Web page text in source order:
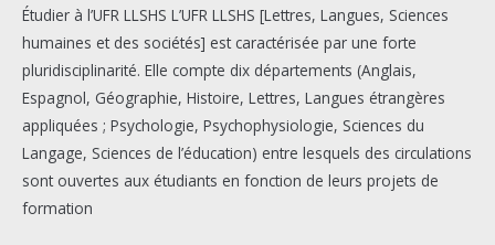
Étudier à l’UFR LLSHS L’UFR LLSHS [Lettres, Langues, Sciences
humaines et des sociétés] est caractérisée par une forte
pluridisciplinarité. Elle compte dix départements (Anglais,
Espagnol, Géographie, Histoire, Lettres, Langues étrangères
appliquées ; Psychologie, Psychophysiologie, Sciences du
Langage, Sciences de l’éducation) entre lesquels des circulations
sont ouvertes aux étudiants en fonction de leurs projets de
formation